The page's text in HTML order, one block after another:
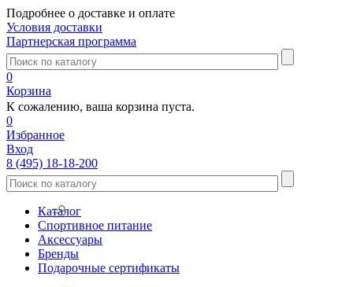
Подробнее о доставке и оплате
Условия доставки
Партнерская программа
0
Корзина
К сожалению, ваша корзина пуста.
0
Избранное
Вход
8 (495) 18-18-200
Каталог
Спортивное питание
Аксессуары
Бренды
Подарочные сертификаты